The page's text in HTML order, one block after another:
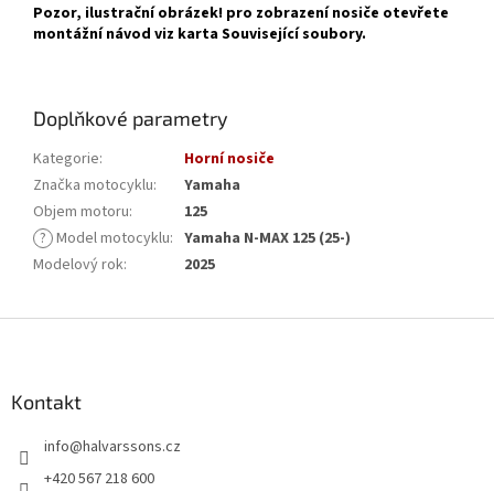
Pozor, ilustrační obrázek! pro zobrazení nosiče otevřete
montážní návod viz karta Související soubory.
Doplňkové parametry
Kategorie:
Horní nosiče
Značka motocyklu:
Yamaha
Objem motoru:
125
? Model motocyklu: Yamaha N-MAX 125 (25-)
Modelový rok: 2025
Kontakt
info@halvarssons.cz
+420 567 218 600